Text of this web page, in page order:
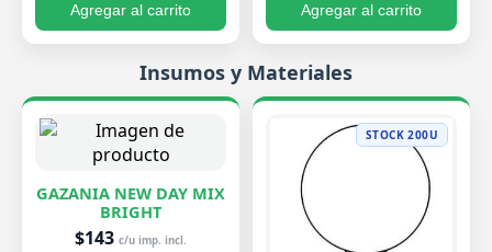
Agregar al carrito Agregar al carrito
Insumos y Materiales
GAZANIA NEW DAY MIX
BRIGHT
$143 c/u imp. incl.
STOCK 200U